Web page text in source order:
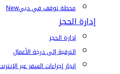
محطة توقف في دبيNew
إدارة الحجز
إدارة الحجز
الترقية إلى درجة الأعمال
إنجاز إجراءات السفر عبر